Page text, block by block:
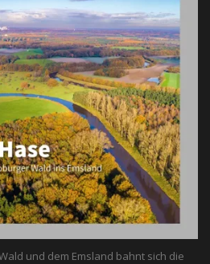
und dem Emsland bahnt sich die